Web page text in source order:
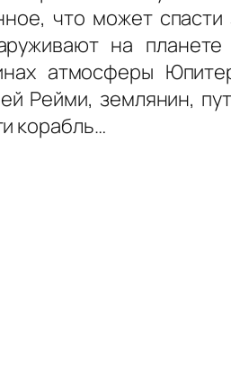
что может спасти
на
атмосферы
Рейми, землянин,
корабль…